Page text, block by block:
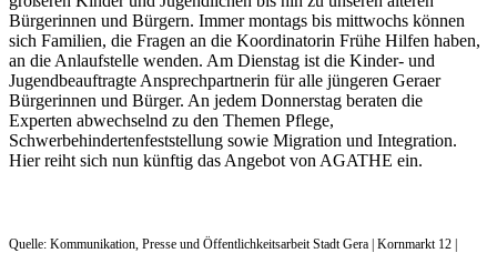
Bürgerinnen und Bürgern. Immer montags bis mittwochs können
sich Familien, die Fragen an die Koordinatorin Frühe Hilfen haben,
an die Anlaufstelle wenden. Am Dienstag ist die Kinder- und
Jugendbeauftragte Ansprechpartnerin für alle jüngeren Geraer
Bürgerinnen und Bürger. An jedem Donnerstag beraten die
Experten abwechselnd zu den Themen Pflege,
Schwerbehindertenfeststellung sowie Migration und Integration.
Hier reiht sich nun künftig das Angebot von AGATHE ein.
Quelle: Kommunikation, Presse und Öffentlichkeitsarbeit Stadt Gera | Kornmarkt 12 |